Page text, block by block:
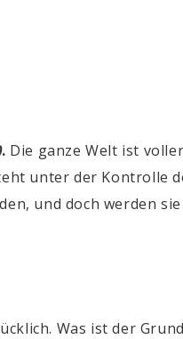
. Die ganze Welt ist voller
unter der Kontrolle
und doch werden
Was ist der